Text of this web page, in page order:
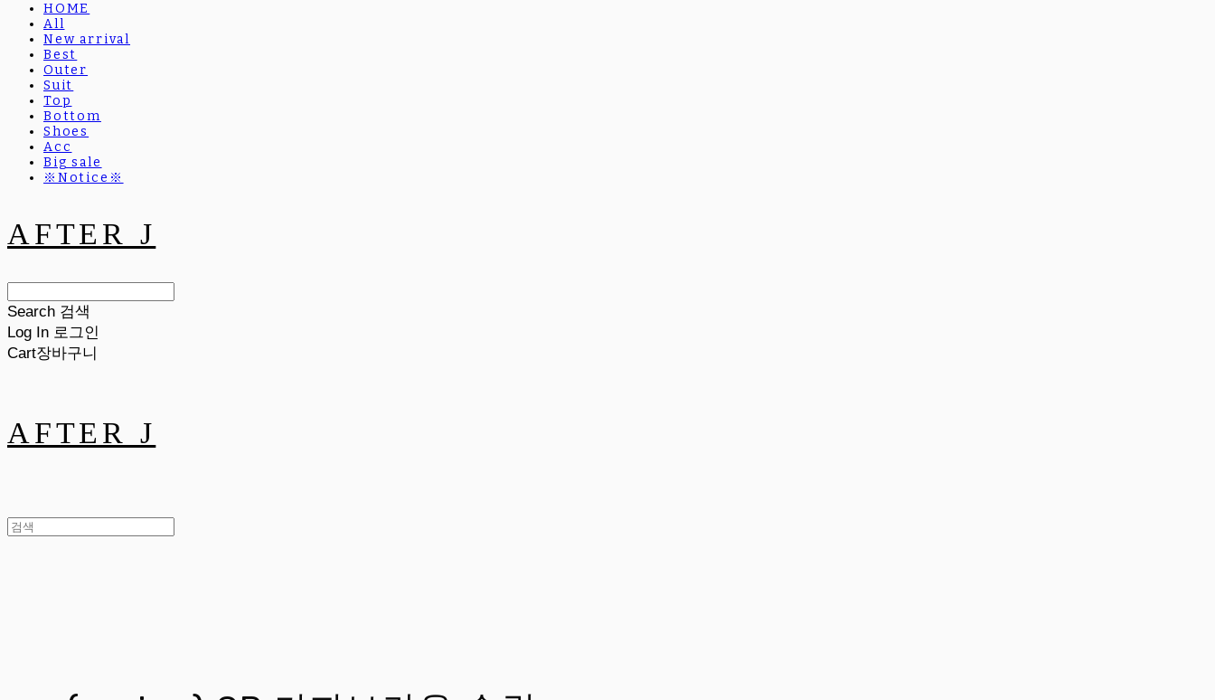
HOME
All
New arrival
Best
Outer
Suit
Top
Bottom
Shoes
Acc
Big sale
※Notice※
AFTER J
Search 검색
Log In 로그인
Cart장바구니
AFTER J